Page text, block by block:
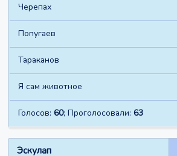
Черепах
Попугаев
Тараканов
Я сам животное
Голосов:60;Проголосовали:63
Эскулап